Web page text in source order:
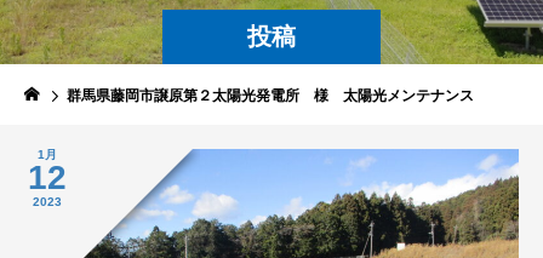
投稿
群馬県藤岡市譲原第２太陽光発電所 様 太陽光メンテナンス
1月
12
2023